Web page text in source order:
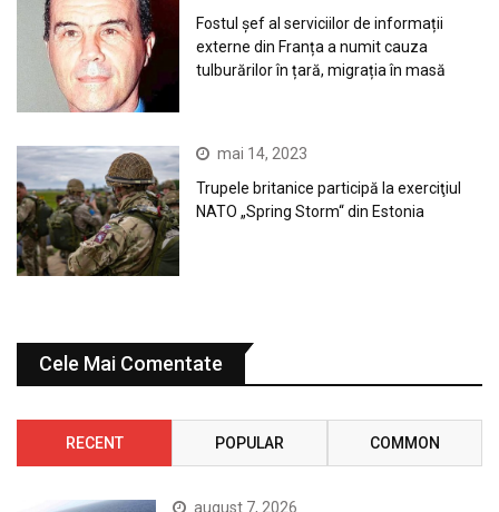
Fostul șef al serviciilor de informații
externe din Franța a numit cauza
tulburărilor în țară, migrația în masă
mai 14, 2023
Trupele britanice participă la exerciţiul
NATO „Spring Storm“ din Estonia
Cele Mai Comentate
RECENT POPULAR COMMON
august 7, 2026